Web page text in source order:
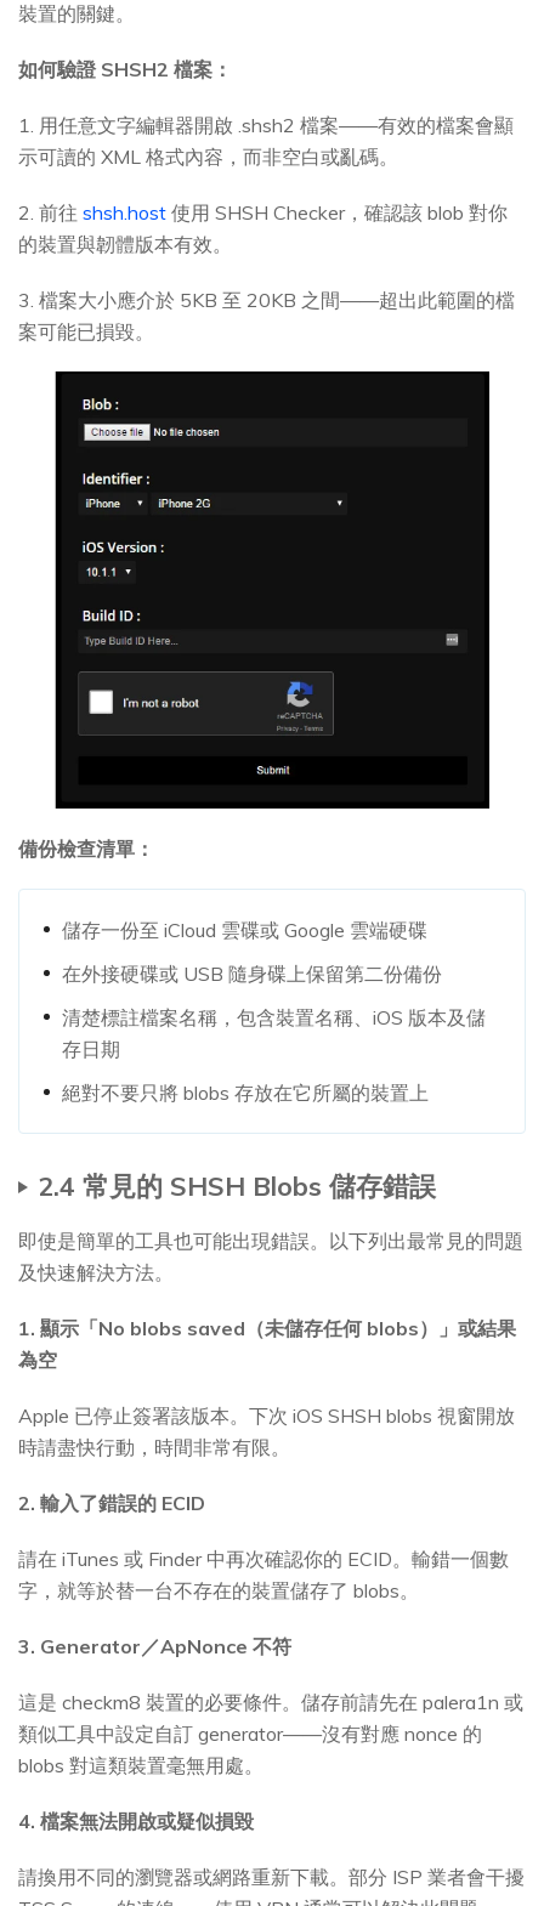
裝置的關鍵。
如何驗證 SHSH2 檔案：
1. 用任意文字編輯器開啟 .shsh2 檔案——有效的檔案會顯
示可讀的 XML 格式內容，而非空白或亂碼。
2. 前往 shsh.host 使用 SHSH Checker，確認該 blob 對你
的裝置與韌體版本有效。
3. 檔案大小應介於 5KB 至 20KB 之間——超出此範圍的檔
案可能已損毀。
備份檢查清單：
儲存一份至 iCloud 雲碟或 Google 雲端硬碟
在外接硬碟或 USB 隨身碟上保留第二份備份
清楚標註檔案名稱，包含裝置名稱、iOS 版本及儲
存日期
絕對不要只將 blobs 存放在它所屬的裝置上
2.4 常見的 SHSH Blobs 儲存錯誤
即使是簡單的工具也可能出現錯誤。以下列出最常見的問題
及快速解決方法。
1. 顯示「No blobs saved（未儲存任何 blobs）」或結果
為空
Apple 已停止簽署該版本。下次 iOS SHSH blobs 視窗開放
時請盡快行動，時間非常有限。
2. 輸入了錯誤的 ECID
請在 iTunes 或 Finder 中再次確認你的 ECID。輸錯一個數
字，就等於替一台不存在的裝置儲存了 blobs。
3. Generator／ApNonce 不符
這是 checkm8 裝置的必要條件。儲存前請先在 palera1n 或
類似工具中設定自訂 generator——沒有對應 nonce 的
blobs 對這類裝置毫無用處。
4. 檔案無法開啟或疑似損毀
請換用不同的瀏覽器或網路重新下載。部分 ISP 業者會干擾